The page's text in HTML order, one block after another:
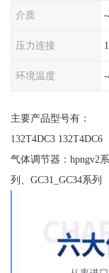
介质 -
压力连接
环境温度 -
主要产品型号有：
132T4DC3 132T4DC6
气体调节器：hpngv2
列、GC31_GC34系列